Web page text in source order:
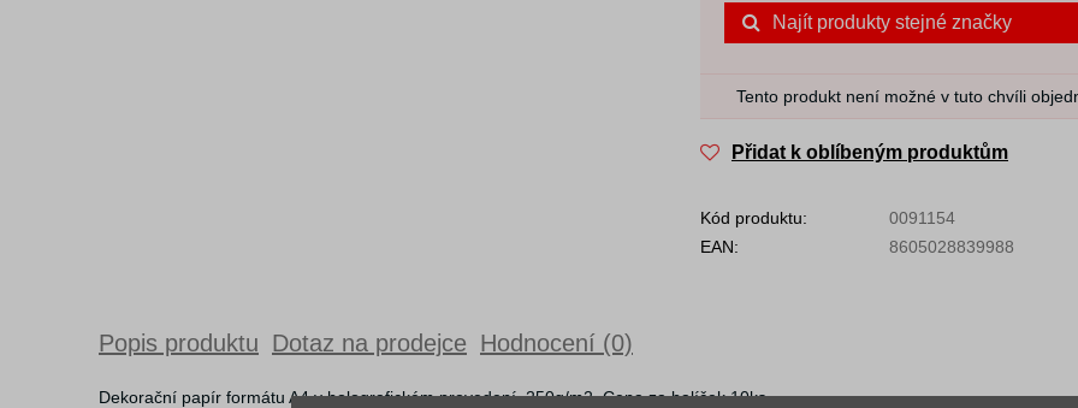
Najít produkty stejné značky
Tento produkt není možné v tuto chvíli
Přidat k oblíbeným produktům
Kód produktu:
0091154
EAN:
8605028839988
Popis produktu Dotaz na prodejce Hodnocení (0)
Dekorační papír formátu A4 v holografickém provedení, 250g/m2. Cena za balíček 10ks.